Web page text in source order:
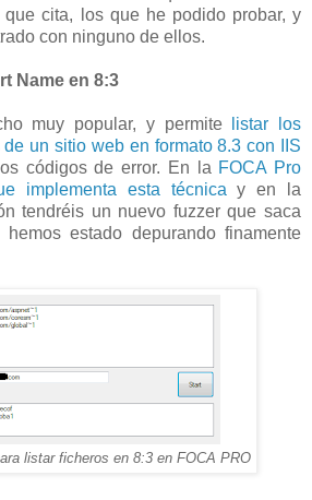
que cita, los que he podido probar, y
con ninguno de ellos.
Name en 8:3
muy popular, y permite
listar los
un sitio web en formato 8.3 con IIS
códigos de error. En la FOCA Pro
implementa esta técnica y en la
tendréis un nuevo fuzzer que saca
estado depurando finamente
listar ficheros en 8:3 en FOCA PRO